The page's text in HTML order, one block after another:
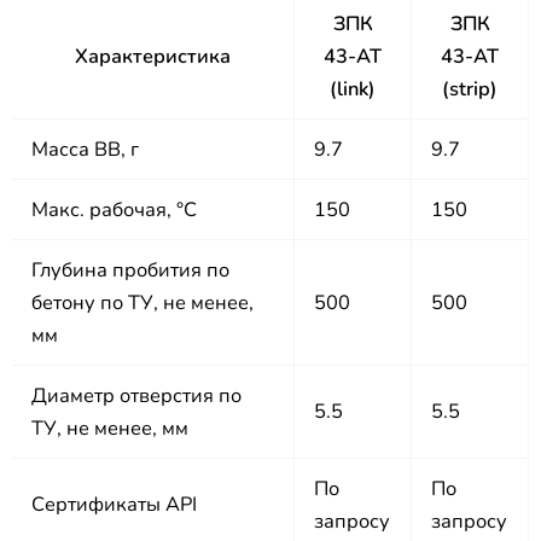
Характеристика
ЗПК
43-АТ
(link)
ЗПК
43-АТ
(strip)
Масса ВВ, г 9.7 9.7
Макс. рабочая, °C 150 150
Глубина пробития по
бетону по ТУ, не менее,
мм
500 500
Диаметр отверстия по
ТУ, не менее, мм
5.5 5.5
Сертификаты API
По
запросу
По
запросу